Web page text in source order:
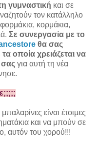
γυμναστική και σε
τον κατάλληλο
κορμάκια,
Σε συνεργασία με το
θα σας
οποία χρειάζεται να
σας για αυτή τη νέα
είναι έτοιμες
και να μπούν σε
αυτόν του χορού!!!